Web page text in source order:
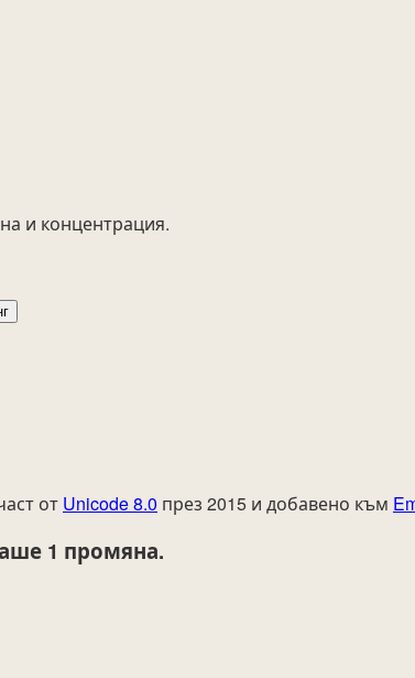
и концентрация.
от Unicode 8.0 през 2015 и добавено към
1 промяна.